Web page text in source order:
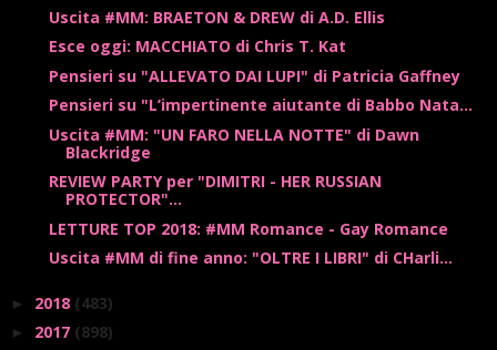
Uscita #MM: BRAETON & DREW di A.D. Ellis
Esce oggi: MACCHIATO di Chris T. Kat
Pensieri su "ALLEVATO DAI LUPI" di Patricia Gaffney
Pensieri su "L’impertinente aiutante di Babbo Nata...
Uscita #MM: "UN FARO NELLA NOTTE" di Dawn
Blackridge
REVIEW PARTY per "DIMITRI - HER RUSSIAN
PROTECTOR"...
LETTURE TOP 2018: #MM Romance - Gay Romance
Uscita #MM di fine anno: "OLTRE I LIBRI" di CHarli...
► 2018 (483)
► 2017 (898)